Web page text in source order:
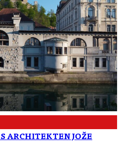
ARCHITEKTEN JOŽE